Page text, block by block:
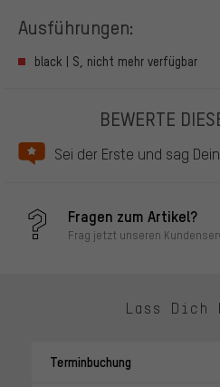
Ausführungen:
black | S, nicht mehr verfügbar
BEWERTE
Sei der Erste und sag
Fragen zum Artikel?
Frag jetzt unseren
Lass Dich
Terminbuchung